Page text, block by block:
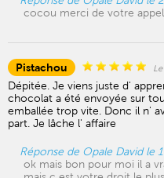
cocou merci de votre
Pistachou
Dépitée. Je viens juste d'
chocolat a été envoyée sur
emballée trop vite. Donc il n'
part. Je lâche l' affaire
Réponse de Opale David le
ok mais bon pour moi il a